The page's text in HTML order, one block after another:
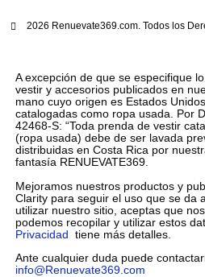
2026 Renuevate369.com. Todos los
A excepción de que se especifique
vestir y accesorios publicados en
mano cuyo origen es Estados
catalogadas como ropa usada. Por
42468-S: “Toda prenda de vestir
(ropa usada) debe de ser lavada
distribuidas en Costa Rica por
fantasía RENUEVATE369.
Mejoramos nuestros productos y
Clarity para seguir el uso que se da
utilizar nuestro sitio, aceptas que
podemos recopilar y utilizar estos
Privacidad tiene más detalles.
Ante cualquier duda puede
info@Renuevate369.com